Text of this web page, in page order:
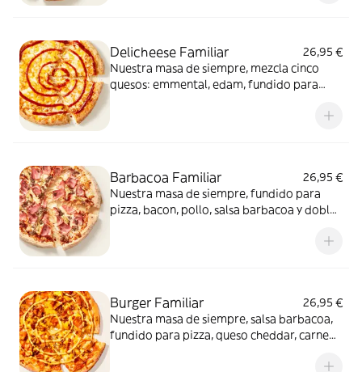
Delicheese Familiar
26,95 €
Nuestra masa de siempre, mezcla cinco
quesos: emmental, edam, fundido para
confitado y orégano. El festival de queso
Barbacoa Familiar
26,95 €
Nuestra masa de siempre, fundido para
pizza, bacon, pollo, salsa barbacoa y doble
Burger Familiar
26,95 €
Nuestra masa de siempre, salsa barbacoa,
fundido para pizza, queso cheddar, carne